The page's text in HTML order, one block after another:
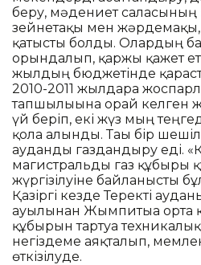
беру, мәдениет саласының
зейнетақы мен
қатысты болды. Олардың
орындалып, қаржы қажет
жылдың бюджетінде
2010-2011 жылдарға
тапшылығына орай келген
үй беріп, екі жүз мың
қолға алынды. Тағы бір
ауданды газдандыру еді.
магистральды газ құбыры
жүргізілуіне байланысты
Қазіргі кезде Теректі
ауылынан Жымпитыға орта
құбырын тартуға
негіздеме аяқталып,
өткізілуде.